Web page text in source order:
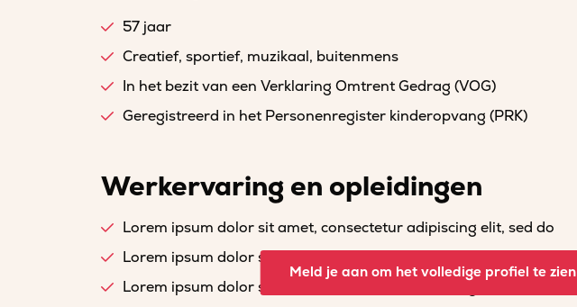
57 jaar
Creatief, sportief, muzikaal, buitenmens
In het bezit van een Verklaring Omtrent Gedrag (VOG)
Geregistreerd in het Personenregister kinderopvang (PRK)
Werkervaring en opleidingen
Lorem ipsum dolor sit amet, consectetur adipiscing elit, sed do
Lorem ipsum dolor sit amet, consectetur adipiscing elit, sed do
Lorem ipsum dolor sit amet, consectetur adipiscing elit, sed do
Meld je aan om het volledige profiel te zien